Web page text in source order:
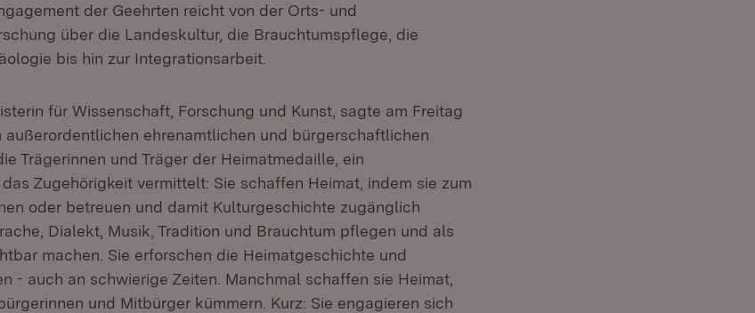
der Geehrten reicht von der Orts- und
über die Landeskultur, die Brauchtumspflege, die
bis hin zur Integrationsarbeit.
für Wissenschaft, Forschung und Kunst, sagte am Freitag
außerordentlichen ehrenamtlichen und bürgerschaftlichen
Trägerinnen und Träger der Heimatmedaille, ein
Zugehörigkeit vermittelt: Sie schaffen Heimat, indem sie zum
oder betreuen und damit Kulturgeschichte zugänglich
Dialekt, Musik, Tradition und Brauchtum pflegen und als
machen. Sie erforschen die Heimatgeschichte und
- auch an schwierige Zeiten. Manchmal schaffen sie Heimat,
und Mitbürger kümmern. Kurz: Sie engagieren sich